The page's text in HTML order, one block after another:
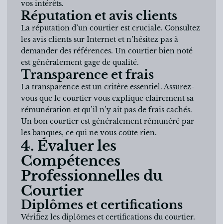
vos intérêts.
Réputation et avis clients
La réputation d’un courtier est cruciale. Consultez
les avis clients sur Internet et n’hésitez pas à
demander des références. Un courtier bien noté
est généralement gage de qualité.
Transparence et frais
La transparence est un critère essentiel. Assurez-
vous que le courtier vous explique clairement sa
rémunération et qu’il n’y ait pas de frais cachés.
Un bon courtier est généralement rémunéré par
les banques, ce qui ne vous coûte rien.
4. Évaluer les
Compétences
Professionnelles du
Courtier
Diplômes et certifications
Vérifiez les diplômes et certifications du courtier.